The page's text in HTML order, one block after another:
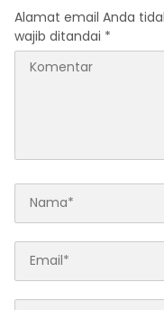
Alamat email Anda
wajib ditandai *